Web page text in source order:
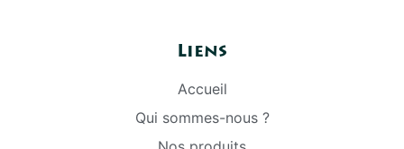
Liens
Accueil
Qui sommes-nous ?